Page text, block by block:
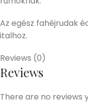
Az egész fahéjrudak
italhoz.
Reviews (0)
Reviews
There are no reviews